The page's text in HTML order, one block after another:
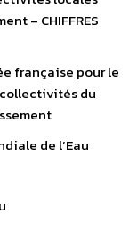
– CHIFFRES
française pour le
du
de l’Eau